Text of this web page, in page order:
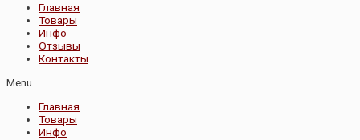
Главная
Товары
Инфо
Отзывы
Контакты
Menu
Главная
Товары
Инфо